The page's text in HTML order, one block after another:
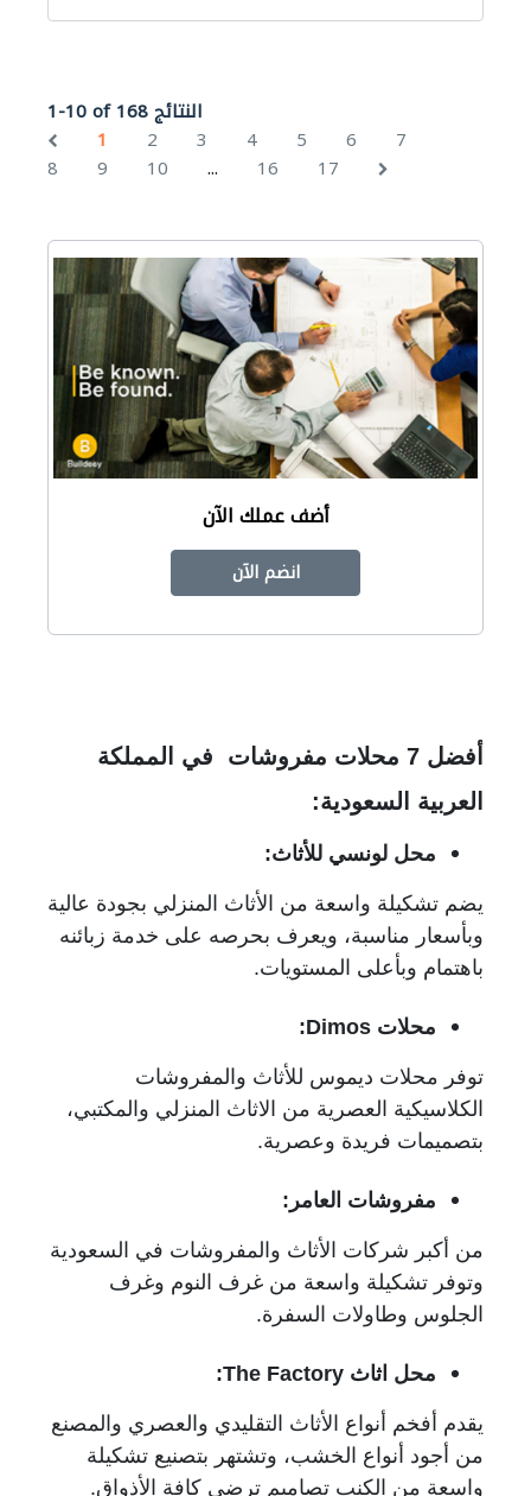
1-10 of 168 النتائج
1
2 3 4 5 6
7
8
9 10 ... 16 17
أضف عملك الآن
انضم الآن
أفضل 7 محلات مفروشات في المملكة
العربية السعودية:
محل لونسي للأثاث:
يضم تشكيلة واسعة من الأثاث المنزلي بجودة عالية
وبأسعار مناسبة، ويعرف بحرصه على خدمة زبائنه
باهتمام وبأعلى المستويات.
محلات Dimos
:
توفر محلات ديموس للأثاث والمفروشات
الكلاسيكية العصرية من الاثاث المنزلي والمكتبي،
بتصميمات فريدة وعصرية.
مفروشات العامر:
من أكبر شركات الأثاث والمفروشات في السعودية
وتوفر تشكيلة واسعة من غرف النوم وغرف
الجلوس وطاولات السفرة.
محل اثاث The Factory
:
يقدم أفخم أنواع الأثاث التقليدي والعصري والمصنع
من أجود أنواع الخشب، وتشتهر بتصنيع تشكيلة
واسعة من الكنب تصاميم ترضي كافة الأذواق.